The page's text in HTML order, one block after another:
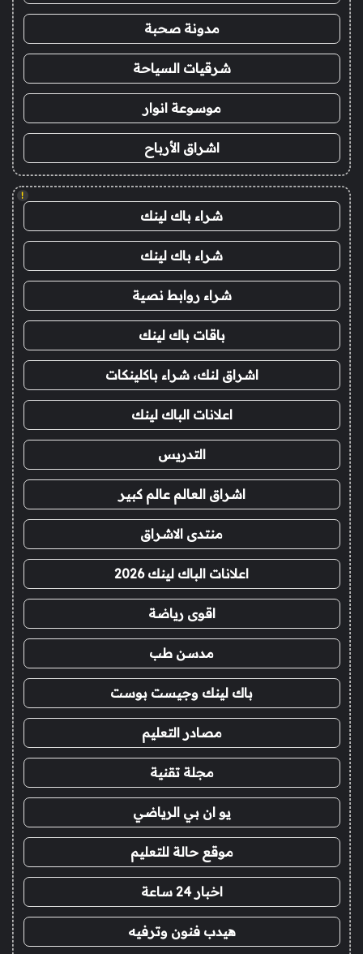
مدونة صحبة
شرقيات السياحة
موسوعة انوار
اشراق الأرباح
!
شراء باك لينك
شراء باك لينك
شراء روابط نصية
باقات باك لينك
اشراق لنك، شراء باكلينكات
اعلانات الباك لينك
التدريس
اشراق العالم عالم كبير
منتدى الاشراق
اعلانات الباك لينك 2026
اقوى رياضة
مدسن طب
باك لينك وجيست بوست
مصادر التعليم
مجلة تقنية
يو ان بي الرياضي
موقع حالة للتعليم
اخبار 24 ساعة
هيدب فنون وترفيه